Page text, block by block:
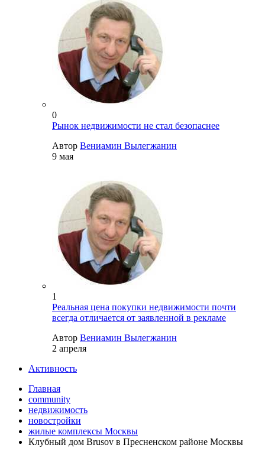
0
Рынок недвижимости не стал безопаснее
Автор Вениамин Вылегжанин
9 мая
1
Реальная цена покупки недвижимости почти
всегда отличается от заявленной в рекламе
Автор Вениамин Вылегжанин
2 апреля
Активность
Главная
community
недвижимость
новостройки
жилые комплексы Москвы
Клубный дом Brusov в Пресненском районе Москвы